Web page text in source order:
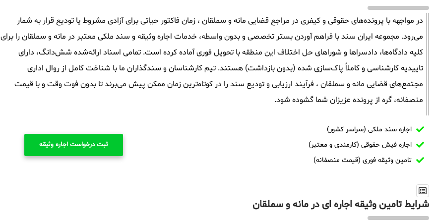
در مواجهه با پرونده‌های حقوقی و کیفری در مراجع قضایی مانه و سملقان ، زمان فاکتور حیاتی برای آزادی مشروط یا تودیع قرار به شمار
می‌رود. مجموعه ایران سند با فراهم آوردن بستر تخصصی و بدون واسطه، خدمات اجاره وثیقه و سند ملکی معتبر در مانه و سملقان را برای
کلیه دادگاه‌ها، دادسراها و شوراهای حل اختلاف این منطقه با تحویل فوری آماده کرده است. تمامی اسناد ارائه‌شده شش‌دانگ، دارای
تاییدیه کارشناسی و کاملاً پاک‌سازی شده (بدون بازداشت) هستند. تیم کارشناسان و سندگذاران ما با شناخت کامل از روال اداری
مجتمع‌های قضایی مانه و سملقان ، فرآیند ارزیابی و تودیع سند را در کوتاه‌ترین زمان ممکن پیش می‌برند تا بدون فوت وقت و با قیمت
منصفانه، گره از پرونده عزیزان شما گشوده شود.
اجاره سند ملکی (سراسر کشور)
اجاره فیش حقوقی (کارمندی و معتبر)
تامین وثیقه فوری (قیمت منصفانه)
ثبت درخواست اجاره وثیقه
شرایط تامین وثیقه اجاره ای در مانه و سملقان